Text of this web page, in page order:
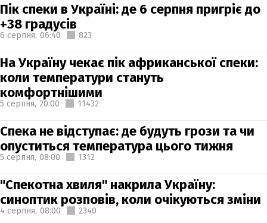
Пік спеки в Україні: де 6 серпня пригріє до
+38 градусів
6 серпня, 06:40 823
На Україну чекає пік африканської спеки:
коли температури стануть
комфортнішими
5 серпня, 20:00 11432
Спека не відступає: де будуть грози та чи
опуститься температура цього тижня
5 серпня, 08:00 1312
"Спекотна хвиля" накрила Україну:
синоптик розповів, коли очікуються зміни
4 серпня, 08:00 2340